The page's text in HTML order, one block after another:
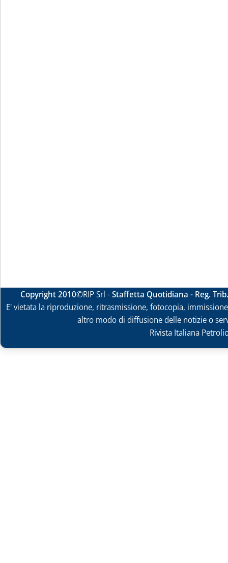
Copyright 2010©RIP Srl -Staffetta Quotidiana - Reg.
E' vietata la riproduzione, ritrasmissione, fotocopia,
altro modo di diffusione delle notizie o
Rivista Italiana